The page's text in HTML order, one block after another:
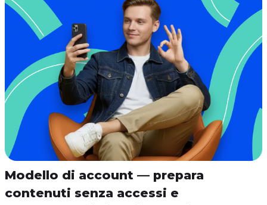
Modello di account — prepara
contenuti senza accessi e